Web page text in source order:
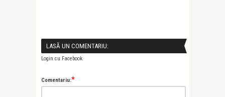
LASĂ UN COMENTARIU:
Login cu Facebook
Comentariu:*